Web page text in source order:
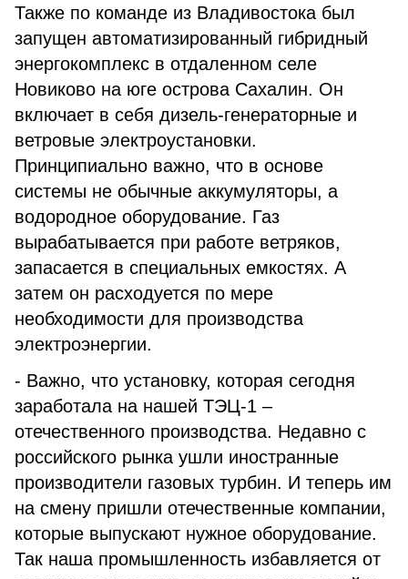
Также по команде из Владивостока был
запущен автоматизированный гибридный
энергокомплекс в отдаленном селе
Новиково на юге острова Сахалин. Он
включает в себя дизель-генераторные и
ветровые электроустановки.
Принципиально важно, что в основе
системы не обычные аккумуляторы, а
водородное оборудование. Газ
вырабатывается при работе ветряков,
запасается в специальных емкостях. А
затем он расходуется по мере
необходимости для производства
электроэнергии.
- Важно, что установку, которая сегодня
заработала на нашей ТЭЦ-1 –
отечественного производства. Недавно с
российского рынка ушли иностранные
производители газовых турбин. И теперь им
на смену пришли отечественные компании,
которые выпускают нужное оборудование.
Так наша промышленность избавляется от